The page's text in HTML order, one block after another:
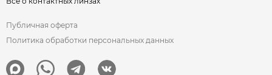
Публичная оферта
Политика обработки персональных данных